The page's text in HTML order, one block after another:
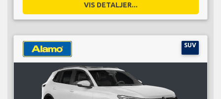
VIS DETALJER...
SUV